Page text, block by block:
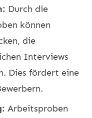
Durch die
können
die
Interviews
Dies fördert eine
Arbeitsproben